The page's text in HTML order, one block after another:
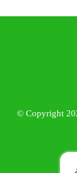
© Copyright